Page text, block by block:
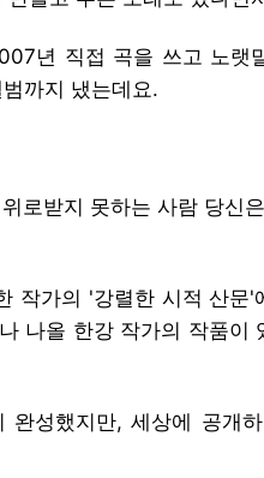
년 직접 곡을 쓰고 노랫
까지 냈는데요.
로받지 못하는 사람 당신
작가의 '강렬한 시적 산문
나올 한강 작가의 작품이
완성했지만, 세상에 공개